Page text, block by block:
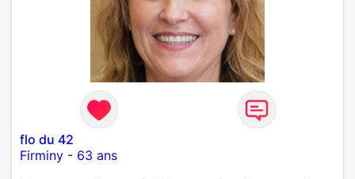
flo du 42
Firminy - 63 ans